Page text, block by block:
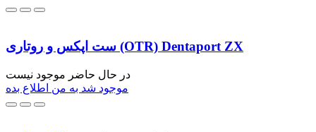
ست اپکس و روتاری (OTR) Dentaport ZX
در حال حاضر موجود نیست
موجود شد به من اطلاع بده